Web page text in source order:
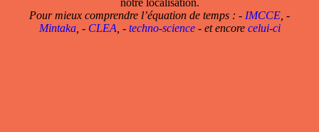
notre localisation.
Pour mieux comprendre l’équation de temps : - IMCCE , -
Mintaka, - CLEA , - techno-science- et encore celui-ci